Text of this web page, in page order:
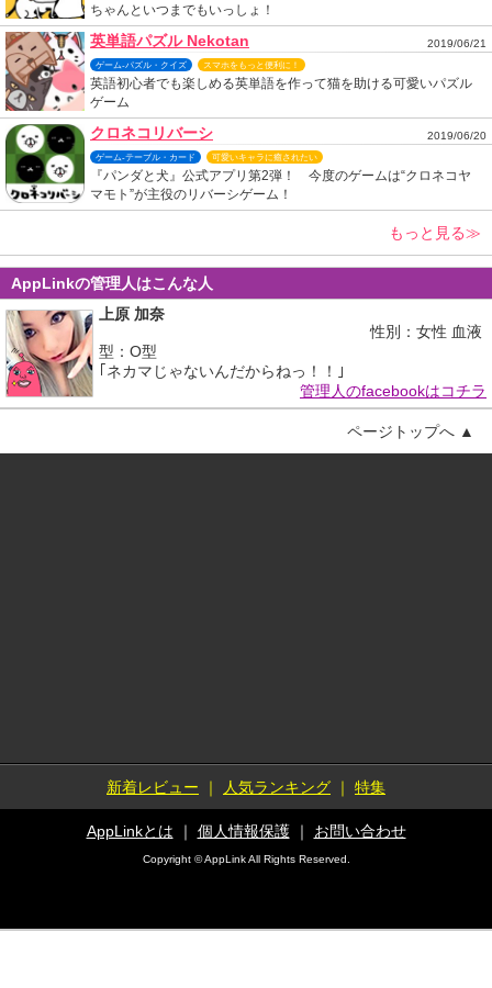
ちゃんといつまでもいっしょ！
英単語パズル Nekotan 2019/06/21
ゲーム-パズル・クイズ スマホをもっと便利に！
英語初心者でも楽しめる英単語を作って猫を助ける可愛いパズル
ゲーム
クロネコリバーシ 2019/06/20
ゲーム-テーブル・カード 可愛いキャラに癒されたい
『パンダと犬』公式アプリ第2弾！ 今度のゲームは“クロネコヤ
マモト”が主役のリバーシゲーム！
もっと見る≫
AppLinkの管理人はこんな人
上原 加奈
性別：女性 血液
型：O型
｢ネカマじゃないんだからねっ！！｣
管理人のfacebookはコチラ
ページトップへ ▲
新着レビュー ｜ 人気ランキング ｜ 特集
AppLinkとは ｜ 個人情報保護｜ お問い合わせ
Copyright © AppLink All Rights Reserved.